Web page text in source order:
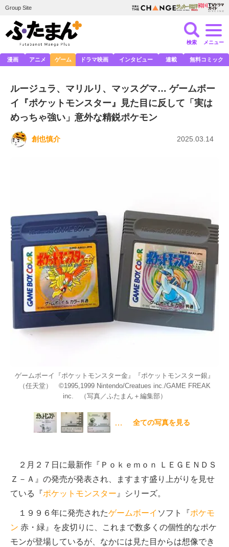
Group Site
検索 メニュー
漫画 アニメ ゲーム ドラマ映画 インタビュー 連載 無料コミック
ルージュラ、マリルリ、マッスグマ… ゲームボー
イ『ポケットモンスター』見た目に反して「実は
めっちゃ強い」意外な精鋭ポケモン
創也慎介 2025.03.14
ゲームボーイ『ポケットモンスター金』『ポケットモンスター銀』
（任天堂） ©1995,1999 Nintendo/Creatues inc./GAME FREAK
inc. （写真／ふたまん＋編集部）
… 全ての写真を見る
２月２７日に最新作『Ｐｏｋｅｍｏｎ ＬＥＧＥＮＤＳ
Ｚ－Ａ』の発売が発表され、ますます盛り上がりを見せ
ている『ポケットモンスター 』シリーズ。
１９９６年に発売されたゲームボーイ ソフト『ポケモ
ン 赤・緑』を皮切りに、これまで数多くの個性的なポケ
モンが登場しているが、なかには見た目からは想像でき